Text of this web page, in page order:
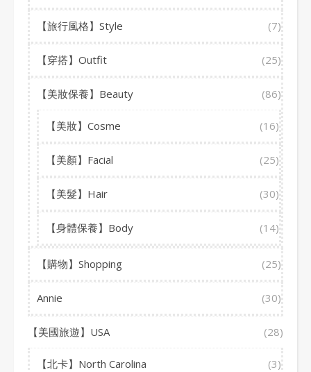
【旅行風格】Style (7)
【穿搭】Outfit (25)
【美妝保養】Beauty (86)
【美妝】Cosme (16)
【美顏】Facial (25)
【美髮】Hair (30)
【身體保養】Body (14)
【購物】Shopping (25)
Annie (30)
【美國旅遊】USA (28)
【北卡】North Carolina (3)